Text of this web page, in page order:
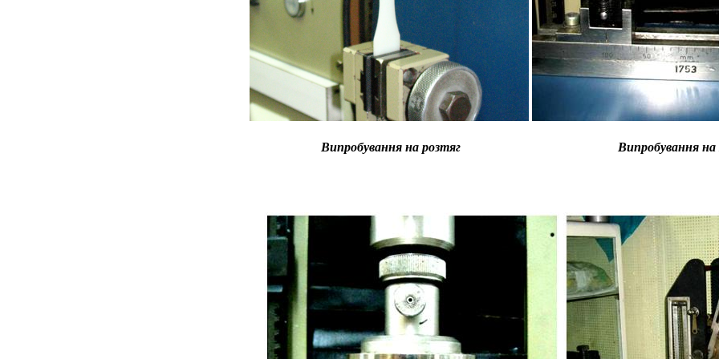
Випробування на розтяг Випробування на